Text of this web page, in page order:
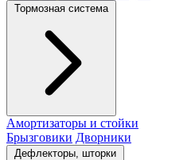
Тормозная система
Амортизаторы и стойки
Брызговики Дворники
Дефлекторы, шторки